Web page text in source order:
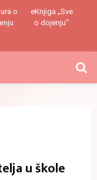
o
eKnjiga „Sve
o dojenju“
u škole